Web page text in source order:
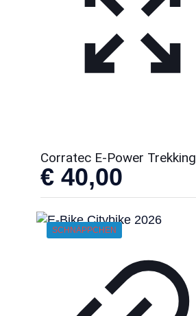
Corratec E-Power Trekking
€40,00
SCHNÄPPCHEN